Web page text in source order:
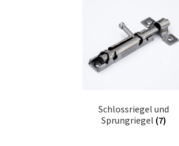
Schlossriegel und
Sprungriegel (7)